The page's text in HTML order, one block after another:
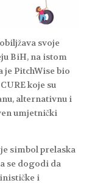
svoje
BiH, na istom
je PitchWise bio
koje su
alternativnu i
umjetnički
simbol prelaska
se dogodi da
i